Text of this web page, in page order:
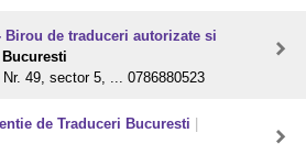
Birou de traduceri autorizate si
Bucuresti
Nr. 49, sector 5, ... 0786880523
de Traduceri Bucuresti